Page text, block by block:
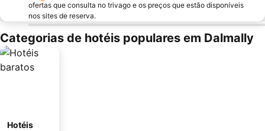
ofertas que consulta no trivago e os preços que estão disponíveis
nos sites de reserva.
Categorias de hotéis populares em Dalmally
Hotéis